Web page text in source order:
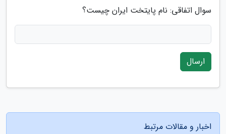
سوال اتفاقی: نام پایتخت ایران چیست؟
ارسال
اخبار و مقالات مرتبط